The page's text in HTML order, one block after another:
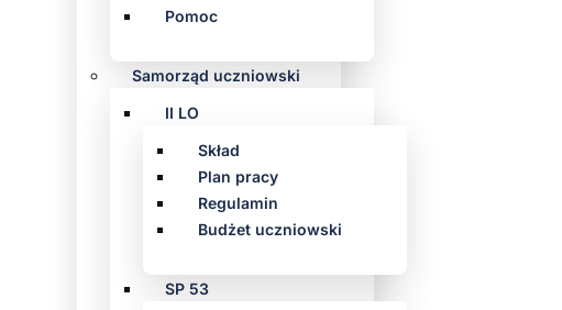
Pomoc
Samorząd uczniowski
II LO
Skład
Plan pracy
Regulamin
Budżet uczniowski
SP 53